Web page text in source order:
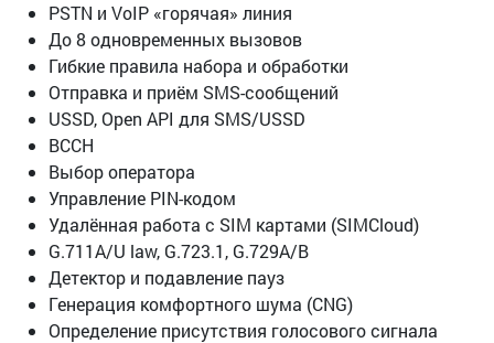
PSTN и VoIP «горячая» линия
До 8 одновременных вызовов
Гибкие правила набора и обработки
Отправка и приём SMS-сообщений
USSD, Open API для SMS/USSD
BCCH
Выбор оператора
Управление PIN-кодом
Удалённая работа с SIM картами (SIMCloud)
G.711A/U law, G.723.1, G.729A/B
Детектор и подавление пауз
Генерация комфортного шума (CNG)
Определение присутствия голосового сигнала